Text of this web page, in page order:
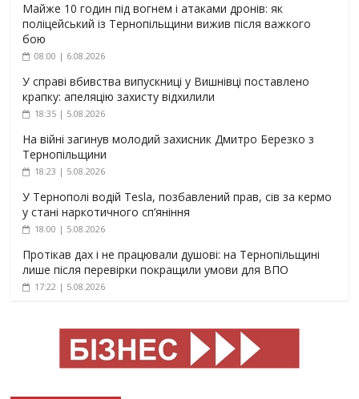
Майже 10 годин під вогнем і атаками дронів: як
поліцейський із Тернопільщини вижив після важкого
бою
08:00 | 6.08.2026
У справі вбивства випускниці у Вишнівці поставлено
крапку: апеляцію захисту відхилили
18:35 | 5.08.2026
На війні загинув молодий захисник Дмитро Березко з
Тернопільщини
18:23 | 5.08.2026
У Тернополі водій Tesla, позбавлений прав, сів за кермо
у стані наркотичного сп’яніння
18:00 | 5.08.2026
Протікав дах і не працювали душові: на Тернопільщині
лише після перевірки покращили умови для ВПО
17:22 | 5.08.2026